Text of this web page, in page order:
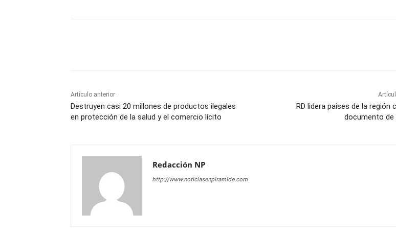
Artículo anterior
Destruyen casi 20 millones de productos ilegales
en protección de la salud y el comercio lícito
RD lidera paises de la región
documento de
Redacción NP
http://www.noticiasenpiramide.com